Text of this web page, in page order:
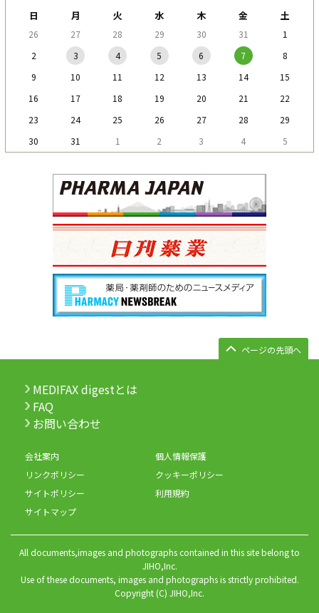
日 月 火 水 木 金 土
26 27 28 29 30 31
1
2
3 4 5 6 7
8
9
10 11 12 13 14
15
16
17 18 19 20 21
22
23
24 25 26 27 28
29
30
31 1 2 3 4 5
ページの先頭へ
MEDIFAX digestとは
FAQ
お問い合わせ
会社案内
個人情報保護
リンクポリシー
クッキーポリシー
サイトポリシー
利用規約
サイトマップ
All documents,images and photographs contained in this site belong to
JIHO,Inc.
Use of these documents, images and photographs is strictly prohibited.
Copyright (C) JIHO,Inc.